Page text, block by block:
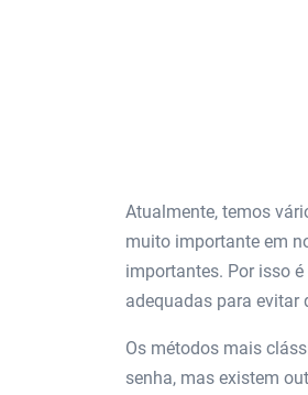
Atualmente, temos
muito importante em
importantes. Por isso
adequadas para evitar
Os métodos mais
senha, mas existem